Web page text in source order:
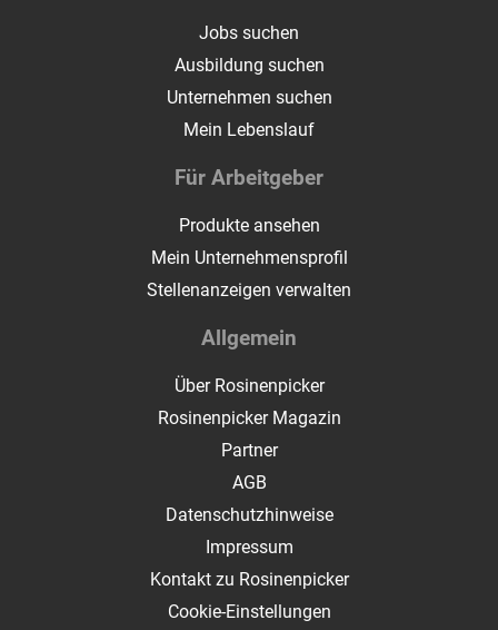
Jobs suchen
Ausbildung suchen
Unternehmen suchen
Mein Lebenslauf
Für Arbeitgeber
Produkte ansehen
Mein Unternehmensprofil
Stellenanzeigen verwalten
Allgemein
Über Rosinenpicker
Rosinenpicker Magazin
Partner
AGB
Datenschutzhinweise
Impressum
Kontakt zu Rosinenpicker
Cookie-Einstellungen